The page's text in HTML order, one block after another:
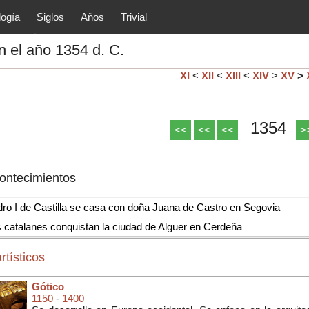
y principales
arte, cultura, etc.) de la
Siglos Años Trivial
el año 1354 d. C.
XI < XII < XIII < XIV > XV>
<< << << 1354
I de Castilla se casa con doña Juana de Castro en Segovia
catalanes conquistan la ciudad de Alguer en Cerdeña
Gótico
1150 - 1400